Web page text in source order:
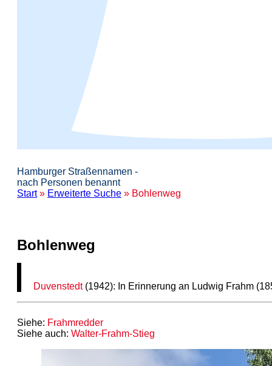
Hamburger Straßennamen -
nach Personen benannt
Start» Erweiterte Suche » Bohlenweg
Bohlenweg
Duvenstedt(1942): In Erinnerung an Ludwig Frahm
Siehe: Frahmredder
Siehe auch: Walter-Frahm-Stieg